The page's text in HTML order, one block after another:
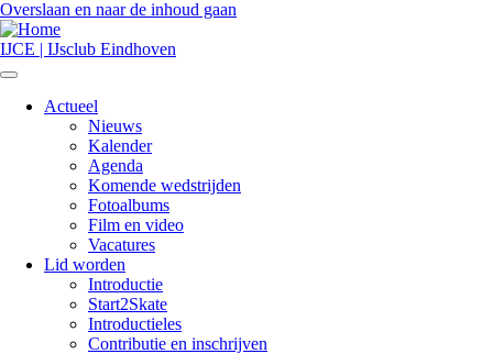
Overslaan en naar de inhoud gaan
IJCE | IJsclub Eindhoven
Hoofdnavigatie
Actueel
Nieuws
Kalender
Agenda
Komende wedstrijden
Fotoalbums
Film en video
Vacatures
Lid worden
Introductie
Start2Skate
Introductieles
Contributie en inschrijven